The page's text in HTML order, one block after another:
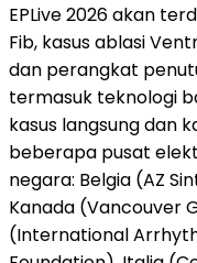
EPLive 2026 akan
Fib, kasus ablasi
dan perangkat
termasuk teknologi
kasus langsung dan
beberapa pusat
negara: Belgia (AZ
Kanada (Vancouver
(International